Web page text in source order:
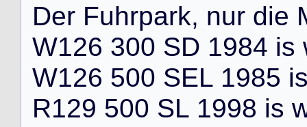
Der Fuhrpark, nur die
W126 300 SD 1984 is
W126 500 SEL 1985 i
R129 500 SL 1998 is